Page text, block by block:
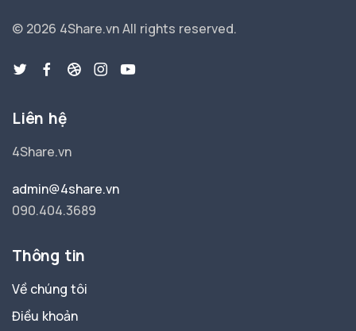
© 2026 4Share.vnAll rights reserved.
Liên hệ
4Share.vn
admin@4share.vn
090.404.3689
Thông tin
Về chúng tôi
Điều khoản